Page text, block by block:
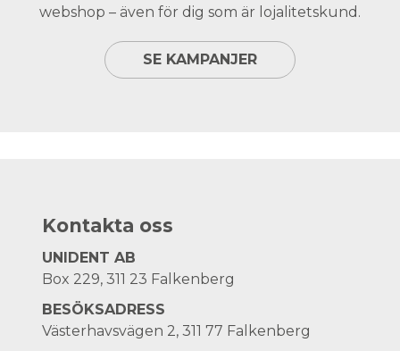
webshop – även för dig som är lojalitetskund.
SE KAMPANJER
Kontakta oss
UNIDENT AB
Box 229, 311 23 Falkenberg
BESÖKSADRESS
Västerhavsvägen 2, 311 77 Falkenberg